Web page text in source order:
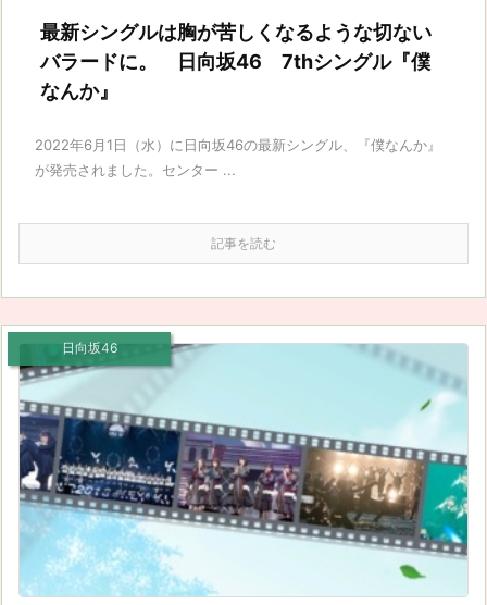
最新シングルは胸が苦しくなるような切ない
バラードに。 日向坂46 7thシングル『僕
なんか』
2022年6月1日（水）に日向坂46の最新シングル、『僕なんか』
が発売されました。センター ...
記事を読む
日向坂46